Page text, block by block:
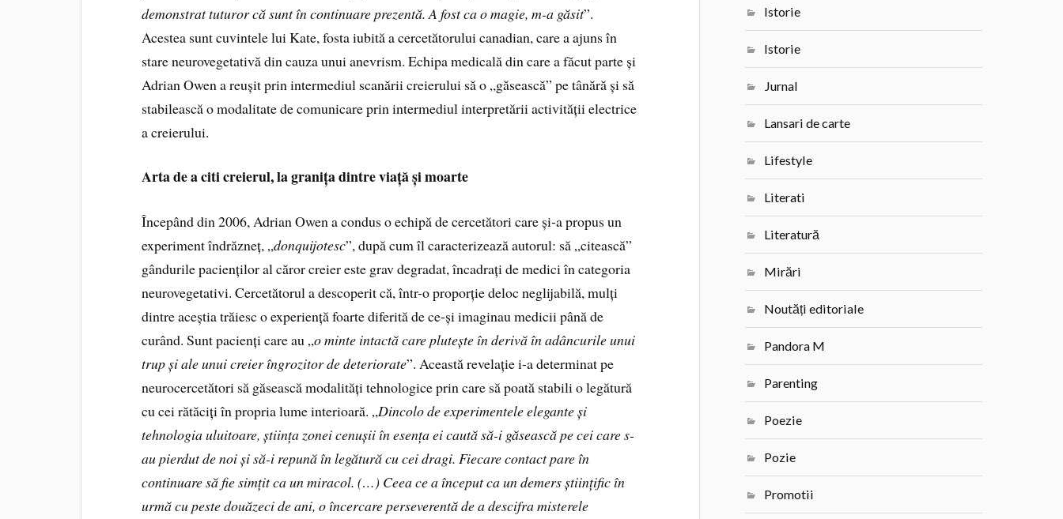
demonstrat tuturor că sunt în continuare prezentă. A fost ca o magie, m-a găsit”.
Acestea sunt cuvintele lui Kate, fosta iubită a cercetătorului canadian, care a ajuns în
stare neurovegetativă din cauza unui anevrism. Echipa medicală din care a făcut parte și
Adrian Owen a reușit prin intermediul scanării creierului să o „găsească” pe tânără și să
stabilească o modalitate de comunicare prin intermediul interpretării activității electrice
a creierului.
Arta de a citi creierul, la granița dintre viață și moarte
Începând din 2006, Adrian Owen a condus o echipă de cercetători care și-a propus un
experiment îndrăzneț, „donquijotesc”, după cum îl caracterizează autorul: să „citească”
gândurile pacienților al căror creier este grav degradat, încadrați de medici în categoria
neurovegetativi. Cercetătorul a descoperit că, într-o proporție deloc neglijabilă, mulți
dintre aceștia trăiesc o experiență foarte diferită de ce-și imaginau medicii până de
curând. Sunt pacienți care au „o minte intactă care plutește în derivă în adâncurile unui
trup și ale unui creier îngrozitor de deteriorate”. Această revelație i-a determinat pe
neurocercetători să găsească modalități tehnologice prin care să poată stabili o legătură
cu cei rătăciți în propria lume interioară. „Dincolo de experimentele elegante și
tehnologia uluitoare, știința zonei cenușii în esența ei caută să-i găsească pe cei care s-
au pierdut de noi și să-i repună în legătură cu cei dragi. Fiecare contact pare în
continuare să fie simțit ca un miracol. (…) Ceea ce a început ca un demers științific în
urmă cu peste douăzeci de ani, o încercare perseverentă de a descifra misterele
Istorie
Istorie
Jurnal
Lansari de carte
Lifestyle
Literati
Literatură
Mirări
Noutăți editoriale
Pandora M
Parenting
Poezie
Pozie
Promotii